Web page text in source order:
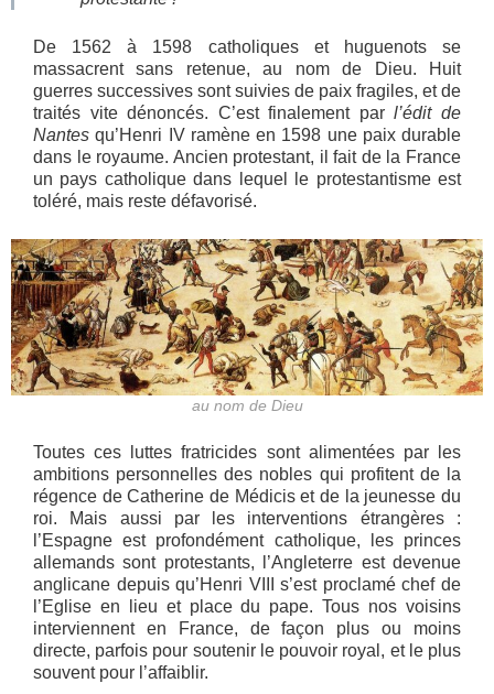
De 1562 à 1598 catholiques et huguenots se
massacrent sans retenue, au nom de Dieu. Huit
guerres successives sont suivies de paix fragiles, et de
traités vite dénoncés. C’est finalement parl’édit de
Nantesqu’Henri IV ramène en 1598 une paix durable
dans le royaume. Ancien protestant, il fait de la France
un pays catholique dans lequel le protestantisme est
toléré, mais reste défavorisé.
au nom de Dieu
Toutes ces luttes fratricides sont alimentées par les
ambitions personnelles des nobles qui profitent de la
régence de Catherine de Médicis et de la jeunesse du
roi. Mais aussi par les interventions étrangères :
l’Espagne est profondément catholique, les princes
allemands sont protestants, l’Angleterre est devenue
anglicane depuis qu’Henri VIII s’est proclamé chef de
l’Eglise en lieu et place du pape. Tous nos voisins
interviennent en France, de façon plus ou moins
directe, parfois pour soutenir le pouvoir royal, et le plus
souvent pour l’affaiblir.